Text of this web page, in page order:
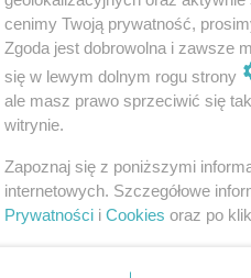
cenimy Twoją prywatność,
Zgoda jest dobrowolna i zawsze
się w lewym dolnym rogu strony
ale masz prawo sprzeciwić się
witrynie.
Zapoznaj się z poniższymi
internetowych. Szczegółowe
Prywatności i Cookies oraz po